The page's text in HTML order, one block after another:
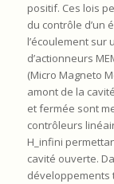
positif. Ces lois
du contrôle d’un
l’écoulement sur
d’actionneurs
(Micro Magneto
amont de la
et fermée sont
contrôleurs
H_infini
cavité ouverte.
développements